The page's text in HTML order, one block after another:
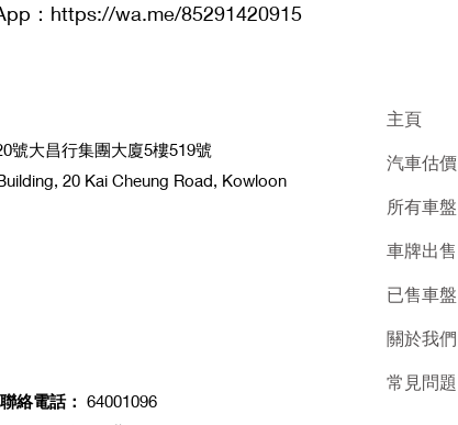
：https://wa.me/85291420915
號大昌行集團大廈5樓519號
20 Kai Cheung Road, Kowloon
聯絡電話： 64001096
主頁
汽車估價
所有車盤
車牌出售
已售車盤
關於我們
常見問題